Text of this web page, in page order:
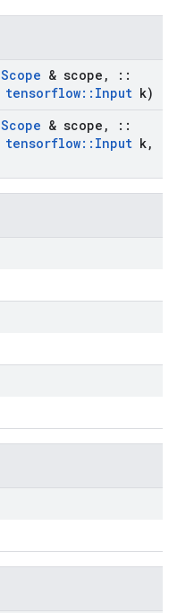
Scope & scope ,
::
tensorflow:: Input k)
Scope & scope ,
::
tensorflow:: Input k,